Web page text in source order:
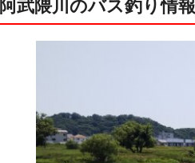
阿武隈川のバス釣り情報